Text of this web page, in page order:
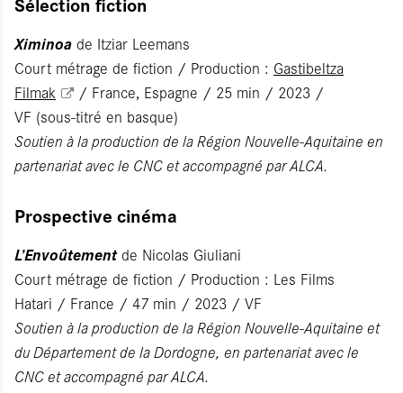
Ximinoa de Itziar Leemans
Court métrage de fiction / Production : Gastibeltza
Filmak
/ France, Espagne / 25 min / 2023 /
VF (sous-titré en basque)
Soutien à la production de la Région Nouvelle-Aquitaine en
partenariat avec le CNC et accompagné par ALCA.
Prospective cinéma
L’Envoûtementde Nicolas Giuliani
Court métrage de fiction / Production : Les Films
Hatari / France / 47 min / 2023 / VF
Soutien à la production de la Région Nouvelle-Aquitaine et
du Département de la Dordogne, en partenariat avec le
CNC et accompagné par ALCA.